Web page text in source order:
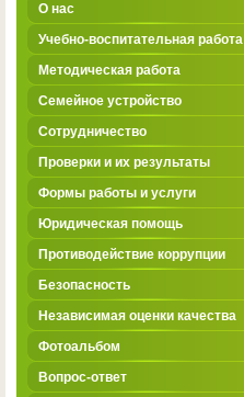
О нас
Учебно-воспитательная работа
Методическая работа
Семейное устройство
Сотрудничество
Проверки и их результаты
Формы работы и услуги
Юридическая помощь
Противодействие коррупции
Безопасность
Независимая оценки качества
Фотоальбом
Вопрос-ответ